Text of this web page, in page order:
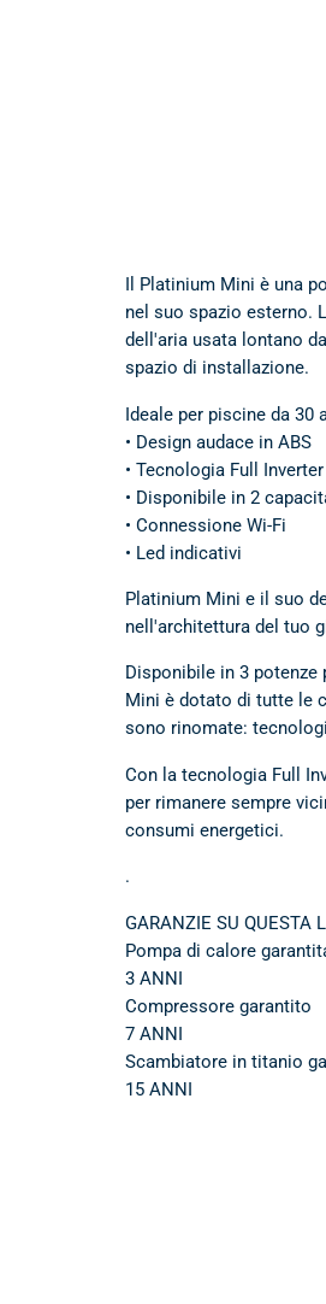
Il Platinium Mini è una
nel suo spazio esterno.
dell'aria usata lontano
spazio di installazione.
Ideale per piscine da 30
• Design audace in ABS
• Tecnologia Full Inverter
• Disponibile in 2
• Connessione Wi-Fi
• Led indicativi
Platinium Mini e il suo
nell'architettura del tuo
Disponibile in 3
Mini è dotato di tutte le
sono rinomate:
Con la tecnologia Full
per rimanere sempre
consumi energetici.
.
GARANZIE SU QUESTA
Pompa di calore
3 ANNI
Compressore garantito
7 ANNI
Scambiatore in titanio
15 ANNI